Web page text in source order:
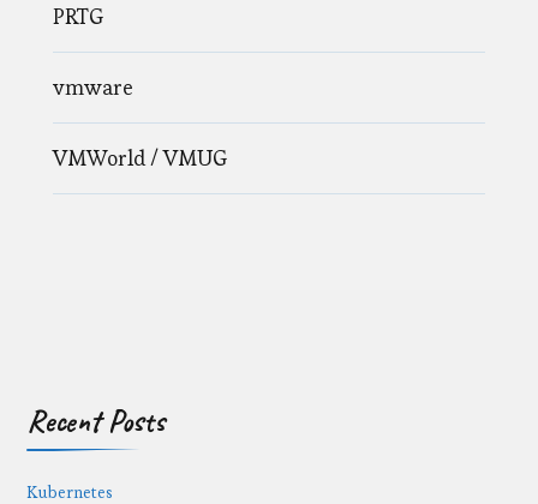
PRTG
vmware
VMWorld / VMUG
Recent Posts
Kubernetes